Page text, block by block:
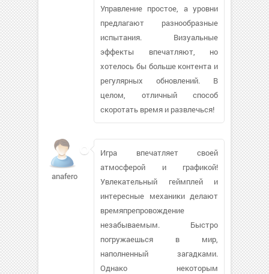
Управление простое, а уровни
предлагают разнообразные
испытания. Визуальные
эффекты впечатляют, но
хотелось бы больше контента и
регулярных обновлений. В
целом, отличный способ
скоротать время и развлечься!
anaferol
Игра впечатляет своей
атмосферой и графикой!
Увлекательный геймплей и
интересные механики делают
времяпрепровождение
незабываемым. Быстро
погружаешься в мир,
наполненный загадками.
Однако некоторым